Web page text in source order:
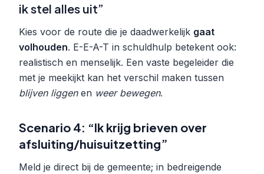
ik stel alles uit”
Kies voor de route die je daadwerkelijk gaat
volhouden. E-E-A-T in schuldhulp betekent ook:
realistisch en menselijk. Een vaste begeleider die
met je meekijkt kan het verschil maken tussen
blijven liggenen weer bewegen.
Scenario 4: “Ik krijg brieven over
afsluiting/huisuitzetting”
Meld je direct bij de gemeente; in bedreigende